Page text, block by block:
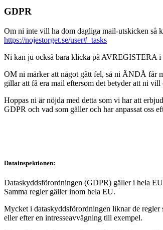
GDPR
Om ni inte vill ha dom dagliga mail-utskicken så
https://nojestorget.se/user#_tasks
Ni kan ju också bara klicka på AVREGISTERA i
OM ni märker att något gått fel, så ni ÄNDÅ får
gillar att få era mail eftersom det betyder att ni
Hoppas ni är nöjda med detta som vi har att
GDPR och vad som gäller och har anpassat oss
Datainspektionen:
Dataskyddsförordningen (GDPR) gäller i hela
Samma regler gäller inom hela EU.
Mycket i dataskyddsförordningen liknar de regler
eller efter en intresseavvägning till exempel.